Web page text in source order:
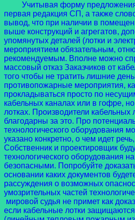
Учитывая форму
первая редакция СП, а также
вывод, что при наличии в
выше конструкций и агрегатов,
упомянутых деталей (лотки и
мероприятием обязательным,
рекомендуемым. Вполне можно
массовый отказ Заказчиков от
того чтобы не тратить лишние
противопожарные мероприятия,
прокладываться просто по
кабельных каналах или в гофре,
лотках. Производители кабельных
благодарны за это. Про
технологического оборудования
указано конкретно, о чем идет
Собственник и проектировщик
технологического оборудования
безопасными. Попробуйте
основании каких документов
рассуждения о возможных
умозрительных частей
мировой судья не примет как
если кабельные лотки